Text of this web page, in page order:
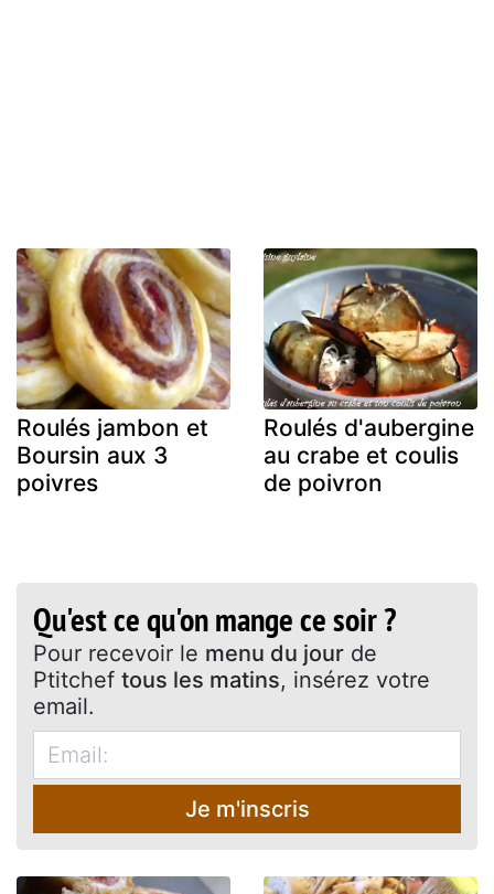
Roulés jambon et
Boursin aux 3
poivres
Roulés d'aubergine
au crabe et coulis
de poivron
Qu'est ce qu'on mange ce soir ?
Pour recevoir le menu du jour de
Ptitchef tous les matins, insérez votre
email.
Je m'inscris